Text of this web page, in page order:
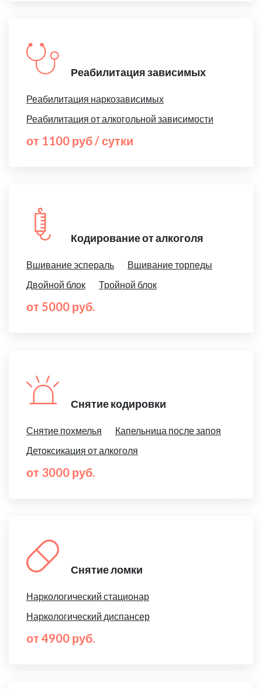
Реабилитация зависимых
Реабилитация наркозависимых
Реабилитация от алкогольной зависимости
от 1100 руб / сутки
Кодирование от алкоголя
Вшивание эспераль
Вшивание торпеды
Двойной блок
Тройной блок
от 5000 руб.
Снятие кодировки
Снятие похмелья
Капельница после запоя
Детоксикация от алкоголя
от 3000 руб.
Снятие ломки
Наркологический стационар
Наркологический диспансер
от 4900 руб.